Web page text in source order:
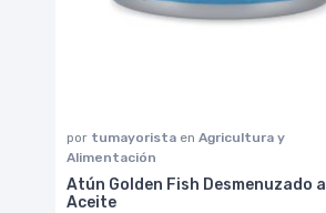
por tumayorista en Agricultura y
Alimentación
Atún Golden Fish Desmenuzado al
Aceite